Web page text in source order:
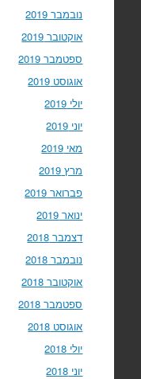
נובמבר 2019
אוקטובר 2019
ספטמבר 2019
אוגוסט 2019
יולי 2019
יוני 2019
מאי 2019
מרץ 2019
פברואר 2019
ינואר 2019
דצמבר 2018
נובמבר 2018
אוקטובר 2018
ספטמבר 2018
אוגוסט 2018
יולי 2018
יוני 2018